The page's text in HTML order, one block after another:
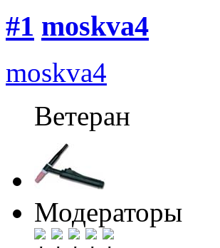
#1 moskva4
moskva4
Ветеран
Модераторы